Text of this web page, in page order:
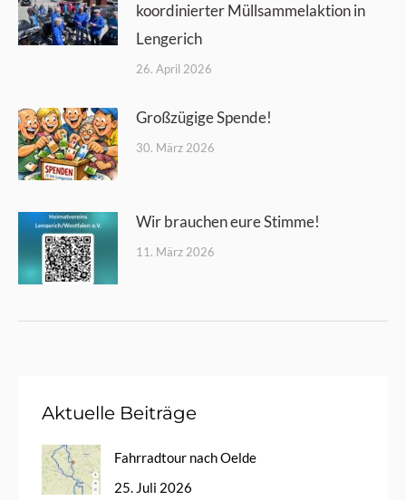
koordinierter Müllsammelaktion in
Lengerich
26. April 2026
Großzügige Spende!
30. März 2026
Wir brauchen eure Stimme!
11. März 2026
Aktuelle Beiträge
Fahrradtour nach Oelde
25. Juli 2026